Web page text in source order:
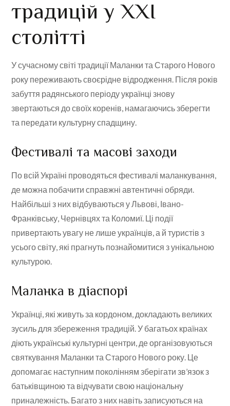
традицій у XXI
столітті
У сучасному світі традиції Маланки та Старого Нового
року переживають своєрідне відродження. Після років
забуття радянського періоду українці знову
звертаються до своїх коренів, намагаючись зберегти
та передати культурну спадщину.
Фестивалі та масові заходи
По всій Україні проводяться фестивалі маланкування,
де можна побачити справжні автентичні обряди.
Найбільші з них відбуваються у Львові, Івано-
Франківську, Чернівцях та Коломиї. Ці події
привертають увагу не лише українців, а й туристів з
усього світу, які прагнуть познайомитися з унікальною
культурою.
Маланка в діаспорі
Українці, які живуть за кордоном, докладають великих
зусиль для збереження традицій. У багатьох країнах
діють українські культурні центри, де організовуються
святкування Маланки та Старого Нового року. Це
допомагає наступним поколінням зберігати зв’язок з
батьківщиною та відчувати свою національну
приналежність. Багато з них навіть записуються на